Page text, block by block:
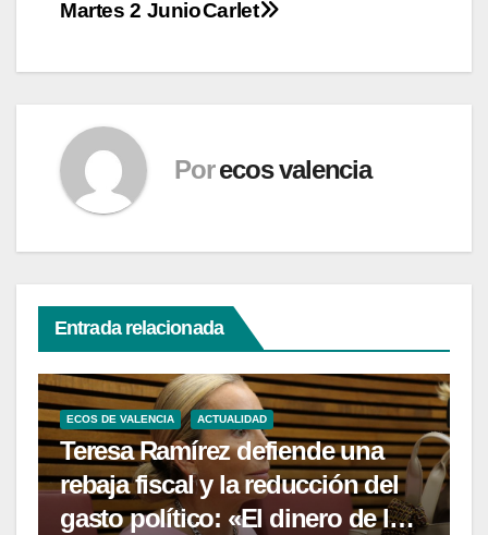
entradas Carlet
Martes 2 Junio
Por ecos valencia
Entrada relacionada
ECOS DE VALENCIA ACTUALIDAD
Teresa Ramírez defiende una
rebaja fiscal y la reducción del
gasto político: «El dinero de los